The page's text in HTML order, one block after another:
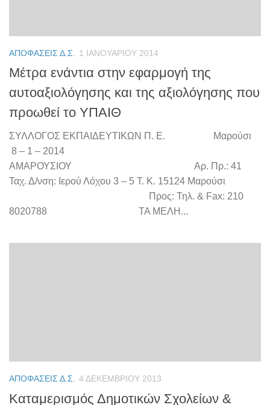
ΑΠΟΦΆΣΕΙΣ Δ.Σ. 1 ΙΑΝΟΥΑΡΊΟΥ 2014
Μέτρα ενάντια στην εφαρμογή της
αυτοαξιολόγησης και της αξιολόγησης που
προωθεί το ΥΠΑΙΘ
ΣΥΛΛΟΓΟΣ ΕΚΠΑΙΔΕΥΤΙΚΩΝ Π. Ε. Μαρούσι
8 – 1 – 2014
ΑΜΑΡΟΥΣΙΟΥ Αρ. Πρ.: 41
Ταχ. Δ/νση: Ιερού Λόχου 3 – 5 Τ. Κ. 15124 Μαρούσι
Προς: Τηλ. & Fax: 210
8020788 ΤΑ ΜΕΛΗ...
ΑΠΟΦΆΣΕΙΣ Δ.Σ. 4 ΔΕΚΕΜΒΡΊΟΥ 2013
Καταμερισμός Δημοτικών Σχολείων &